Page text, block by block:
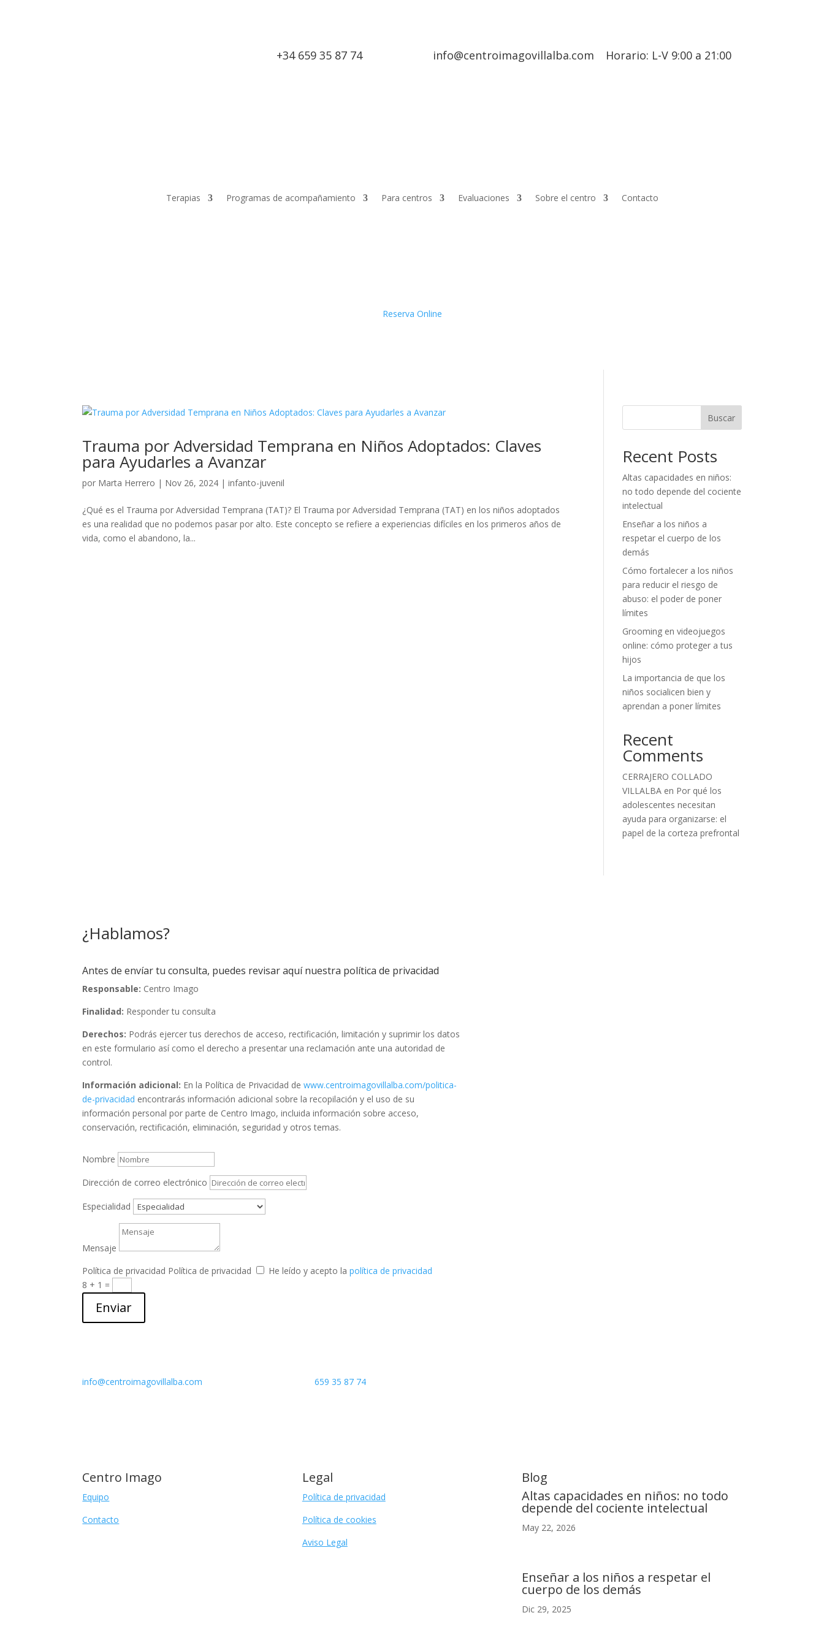
+34 659 35 87 74 info@centroimagovillalba.com Horario: L-V 9:00 a 21:00
Terapias Programas de acompañamiento Para centros Evaluaciones Sobre el centro Contacto
Reserva Online
Trauma por Adversidad Temprana en Niños Adoptados: Claves
para Ayudarles a Avanzar
por Marta Herrero | Nov 26, 2024 |infanto-juvenil
¿Qué es el Trauma por Adversidad Temprana (TAT)? El Trauma por Adversidad Temprana (TAT) en los niños adoptados
es una realidad que no podemos pasar por alto. Este concepto se refiere a experiencias difíciles en los primeros años de
vida, como el abandono, la...
Buscar
Recent Posts
Altas capacidades en niños:
no todo depende del cociente
intelectual
Enseñar a los niños a
respetar el cuerpo de los
demás
Cómo fortalecer a los niños
para reducir el riesgo de
abuso: el poder de poner
límites
Grooming en videojuegos
online: cómo proteger a tus
hijos
La importancia de que los
niños socialicen bien y
aprendan a poner límites
Recent
Comments
CERRAJERO COLLADO
VILLALBA en Por qué los
adolescentes necesitan
ayuda para organizarse: el
papel de la corteza prefrontal
¿Hablamos?
Antes de envíar tu consulta, puedes revisar aquí nuestra política de privacidad
Responsable: Centro Imago
Finalidad: Responder tu consulta
Derechos: Podrás ejercer tus derechos de acceso, rectificación, limitación y suprimir los datos
en este formulario así como el derecho a presentar una reclamación ante una autoridad de
control.
Información adicional: En la Política de Privacidad de www.centroimagovillalba.com/politica-
de-privacidad encontrarás información adicional sobre la recopilación y el uso de su
información personal por parte de Centro Imago, incluida información sobre acceso,
conservación, rectificación, eliminación, seguridad y otros temas.
Nombre
Dirección de correo electrónico
Especialidad
Mensaje
Política de privacidad Política de privacidad He leído y acepto lapolítica de privacidad
8 + 1 =
Enviar
info@centroimagovillalba.com 659 35 87 74
Centro Imago
Equipo
Contacto
Legal
Política de privacidad
Política de cookies
Aviso Legal
Blog
Altas capacidades en niños: no todo
depende del cociente intelectual
May 22, 2026
Enseñar a los niños a respetar el
cuerpo de los demás
Dic 29, 2025